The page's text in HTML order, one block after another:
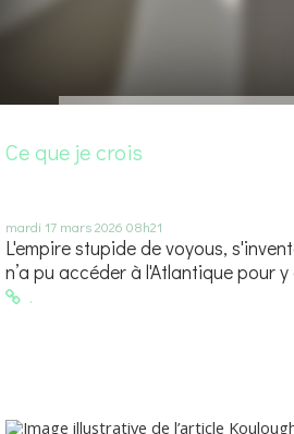
Ce que je crois
mardi 17 mars 2026 08h21
L'empire stupide de voyous,
n’a pu accéder à l'Atlantique pour
.